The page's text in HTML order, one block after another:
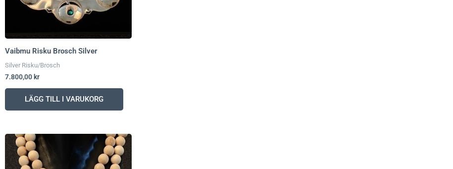
Vaibmu Risku Brosch Silver
Silver Risku/Brosch
7.800,00 kr
LÄGG TILL I VARUKORG